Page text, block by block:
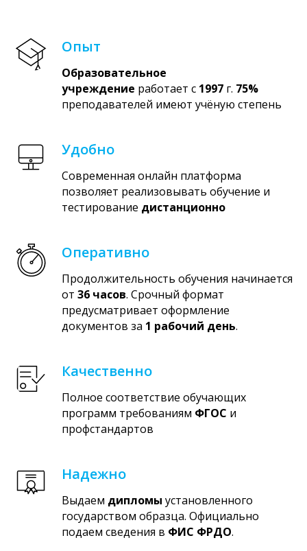
Опыт
Образовательное
учреждение работает с 1997 г. 75%
преподавателей имеют учёную степень
Удобно
Современная онлайн платформа
позволяет реализовывать обучение и
тестирование дистанционно
Оперативно
Продолжительность обучения начинается
от 36 часов. Срочный формат
предусматривает оформление
документов за 1 рабочий день.
Качественно
Полное соответствие обучающих
программ требованиям ФГОС и
профстандартов
Надежно
Выдаем дипломы установленного
государством образца. Официально
подаем сведения в ФИС ФРДО.